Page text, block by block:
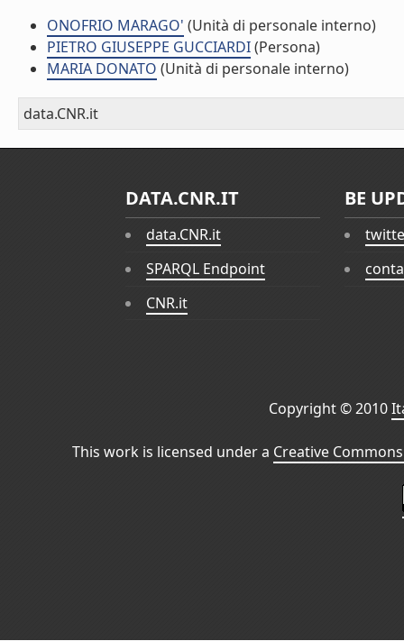
ONOFRIO MARAGO' (Unità di personale interno)
PIETRO GIUSEPPE GUCCIARDI(Persona)
MARIA DONATO (Unità di personale interno)
data.CNR.it
DATA.CNR.IT
data.CNR.it
SPARQL Endpoint
CNR.it
BE
Copyright © 2010
This work is licensed under a Creative